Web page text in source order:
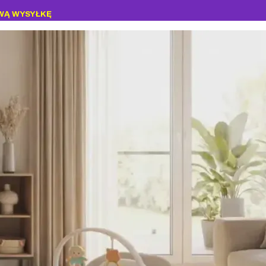
WYSYŁKĘ